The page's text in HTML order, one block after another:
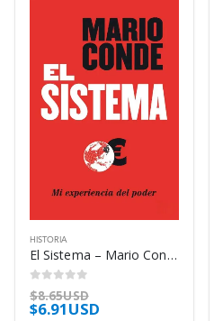
HISTORIA
El Sistema – Mario Conde Conde
0out of 5
$8.65USD
$6.91USD